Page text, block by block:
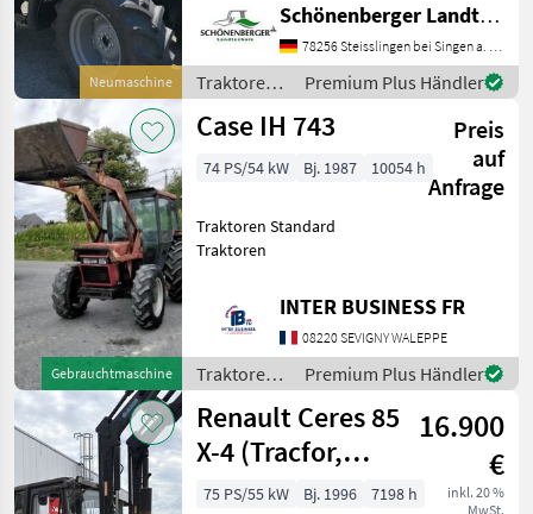
Neumaschine
360/70R20 vorne,
420/70R30 hinten,
40km/Stunde ,
synchronisiertes mech
Schönenberger Landtechnik OHG
78256 Steisslingen bei Singen a. Htwl.
Traktoren /
Deutz Fahr
Premium Plus Händler
Gebrauchtmaschine
Case IH 743
Preis
auf
Anfrage
74 PS/54 kW Bj. 1987 10054 h
Traktoren Standard
Traktoren
INTER BUSINESS FR
08220 SEVIGNY WALEPPE
Traktoren /
Case IH
Premium Plus Händler
Renault Ceres 85
X-4 (Tracfor,
Tr.sp.)
16.900
€
inkl. 20 %
MwSt.
75 PS/55 kW Bj. 1996
7198 h